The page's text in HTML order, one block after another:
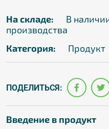
На складе:
В
производства
Категория:
Продукт
ПОДЕЛИТЬСЯ:
Введение в продукт